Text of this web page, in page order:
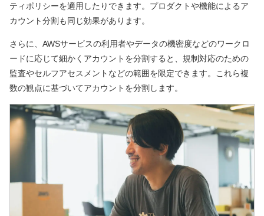
ティポリシーを適用したりできます。プロダクトや機能によるア
カウント分割も同じ効果があります。
さらに、AWSサービスの利用者やデータの機密度などのワークロ
ードに応じて細かくアカウントを分割すると、規制対応のための
監査やセルフアセスメントなどの範囲を限定できます。これら複
数の観点に基づいてアカウントを分割します。